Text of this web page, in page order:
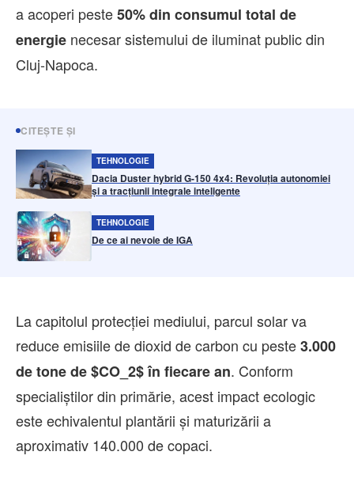
a acoperi peste50% din consumul total de
energie necesar sistemului de iluminat public din
Cluj-Napoca.
CITEȘTE ȘI
TEHNOLOGIE
Dacia Duster hybrid G-150 4x4: Revoluția autonomiei
și a tracțiunii integrale inteligente
TEHNOLOGIE
De ce ai nevoie de IGA
La capitolul protecției mediului, parcul solar va
reduce emisiile de dioxid de carbon cu peste3.000
de tone de $CO_2$ în fiecare an. Conform
specialiștilor din primărie, acest impact ecologic
este echivalentul plantării și maturizării a
aproximativ 140.000 de copaci.